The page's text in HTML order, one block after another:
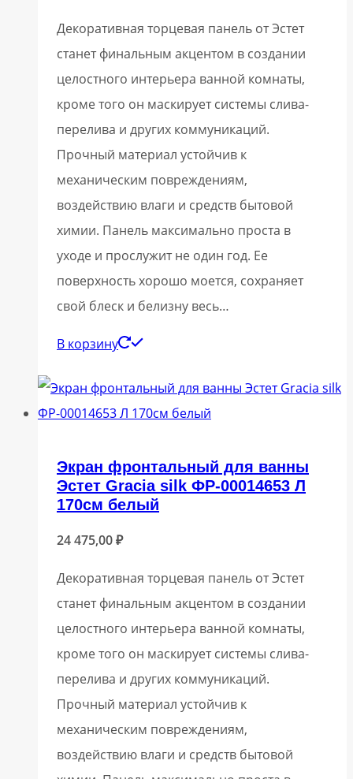
Декоративная торцевая панель от Эстет
станет финальным акцентом в создании
целостного интерьера ванной комнаты,
кроме того он маскирует системы слива-
перелива и других коммуникаций.
Прочный материал устойчив к
механическим повреждениям,
воздействию влаги и средств бытовой
химии. Панель максимально проста в
уходе и прослужит не один год. Ее
поверхность хорошо моется, сохраняет
свой блеск и белизну весь…
В корзину
Экран фронтальный для ванны
Эстет Gracia silk ФР-00014653 Л
170см белый
24 475,00₽
Декоративная торцевая панель от Эстет
станет финальным акцентом в создании
целостного интерьера ванной комнаты,
кроме того он маскирует системы слива-
перелива и других коммуникаций.
Прочный материал устойчив к
механическим повреждениям,
воздействию влаги и средств бытовой